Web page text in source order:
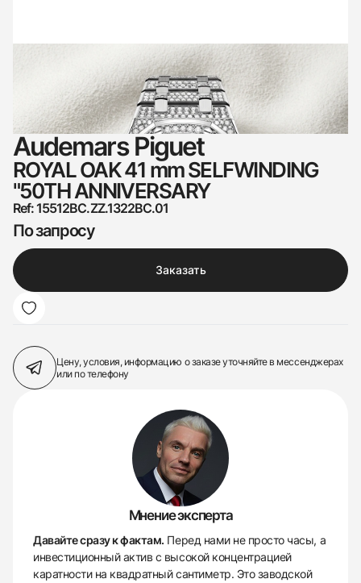
Audemars Piguet
ROYAL OAK 41 mm SELFWINDING
"50TH ANNIVERSARY
Ref: 15512BC.ZZ.1322BC.01
По запросу
Заказать
Цену, условия, информацию о заказеуточняйте в мессенджерах
или по телефону
Мнение эксперта
Давайте сразу к фактам. Перед нами не просто часы, а
инвестиционный актив с высокой концентрацией
каратности на квадратный сантиметр. Это заводской